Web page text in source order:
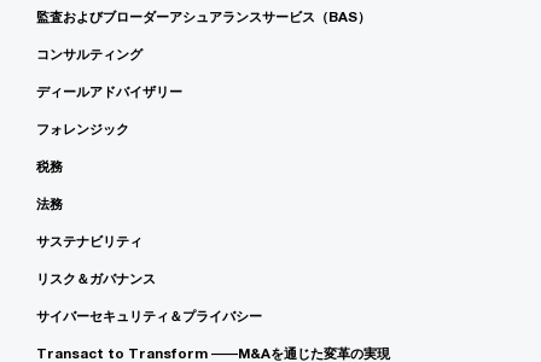
監査およびブローダーアシュアランスサービス（BAS）
コンサルティング
ディールアドバイザリー
フォレンジック
税務
法務
サステナビリティ
リスク＆ガバナンス
サイバーセキュリティ＆プライバシー
Transact to Transform ――M&Aを通じた変革の実現